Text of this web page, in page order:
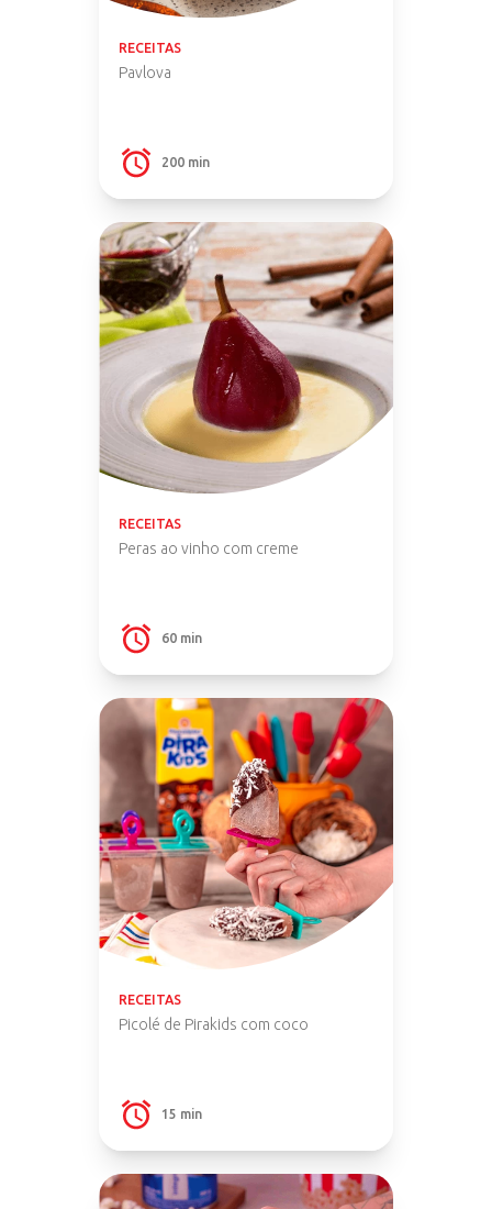
RECEITAS
Pavlova
200 min
RECEITAS
Peras ao vinho com creme
60 min
RECEITAS
Picolé de Pirakids com coco
15 min